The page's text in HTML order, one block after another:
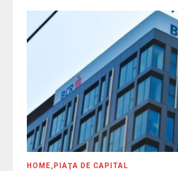
HOME PIAŢA DE CAPITAL